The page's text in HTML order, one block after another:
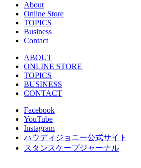
About
Online Store
TOPICS
Business
Contact
ABOUT
ONLINE STORE
TOPICS
BUSINESS
CONTACT
Facebook
YouTube
Instagram
ハウディジョニー公式サイト
スタンスケープジャーナル